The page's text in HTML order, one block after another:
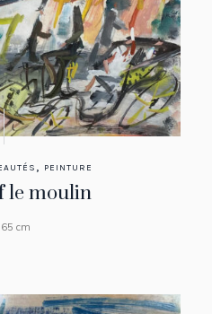
, PEINTURE
le moulin
cm